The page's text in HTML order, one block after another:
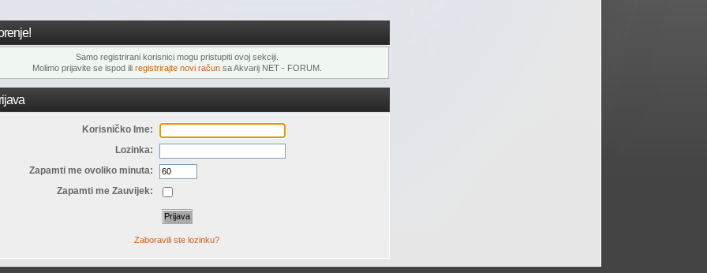
Samo registrirani korisnici mogu pristupiti ovoj sekciji.
Molimo prijavite se ispod ili registrirajte novi računsa Akvarij NET - FORUM.
Korisničko Ime:
Lozinka:
Zapamti me ovoliko minuta:
Zapamti me Zauvijek:
Zaboravili ste lozinku?